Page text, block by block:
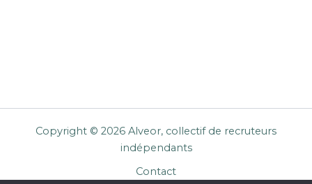
Copyright © 2026 Alveor, collectif de recruteurs
indépendants
Contact